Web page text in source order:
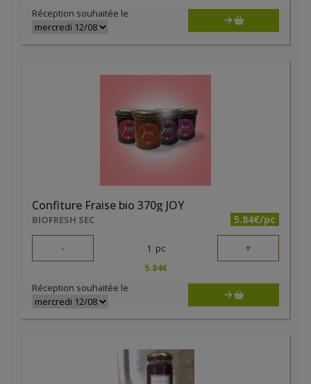
Réception souhaitée le
Confiture Fraise bio 370g JOY
BIOFRESH SEC 5.84€/pc
- 1 pc +
5.84€
Réception souhaitée le